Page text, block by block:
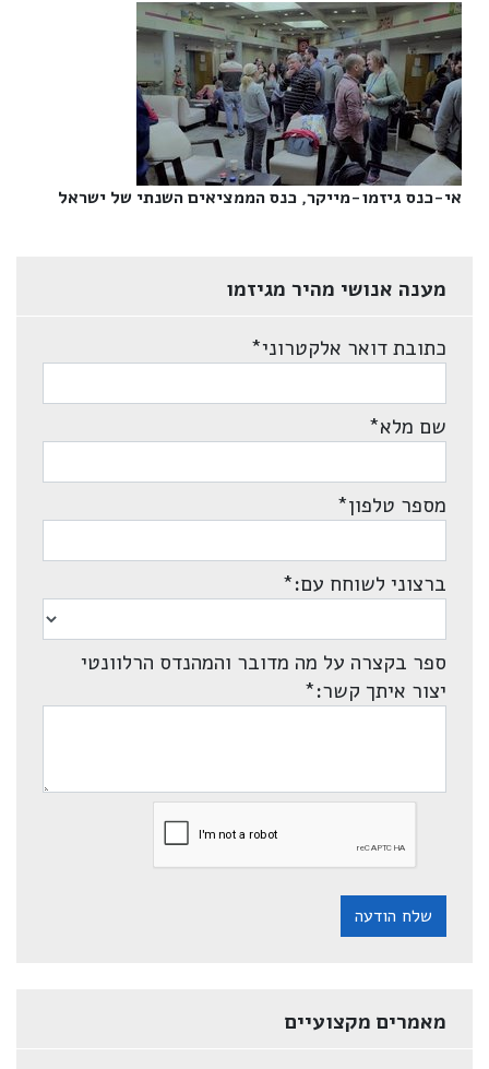
אי-כנס גיזמו-מייקר, כנס הממציאים השנתי של ישראל‎
מענה אנושי מהיר מגיזמו
כתובת דואר אלקטרוני*
שם מלא*
מספר טלפון*
ברצוני לשוחח עם:*
ספר בקצרה על מה מדובר והמהנדס הרלוונטי
יצור איתך קשר:*
שלח הודעה
מאמרים מקצועיים